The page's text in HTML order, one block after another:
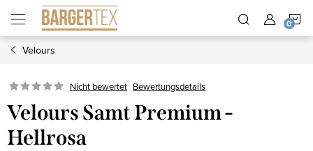
Inhalt
springen
Velours
Nicht bewertet Bewertungsdetails
Velours Samt Premium -
Hellrosa